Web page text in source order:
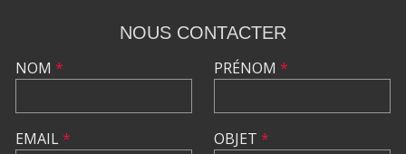
NOUS CONTACTER
NOM *
EMAIL*
PRÉNOM *
OBJET *